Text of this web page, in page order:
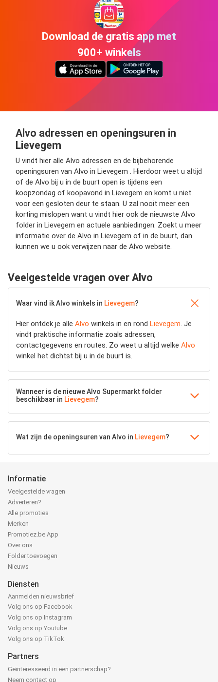
Download de gratis app met
900+ winkels
Alvo adressen en openingsuren in
Lievegem
U vindt hier alle Alvo adressen en de bijbehorende
openingsuren van Alvo in Lievegem . Hierdoor weet u altijd
of de Alvo bij u in de buurt open is tijdens een
koopzondag of koopavond in Lievegem en komt u niet
voor een gesloten deur te staan. U zal nooit meer een
korting mislopen want u vindt hier ook de nieuwste Alvo
folder in Lievegem en actuele aanbiedingen. Zoekt u meer
informatie over de Alvo in Lievegem of in de buurt, dan
kunnen we u ook verwijzen naar de Alvo website.
Veelgestelde vragen over Alvo
Waar vind ik Alvo winkels in Lievegem?
Hier ontdek je alle Alvo winkels in en rond Lievegem. Je
vindt praktische informatie zoals adressen,
contactgegevens en routes. Zo weet u altijd welke Alvo
winkel het dichtst bij u in de buurt is.
Wanneer is de nieuwe Alvo Supermarkt folder
beschikbaar in Lievegem?
Wat zijn de openingsuren van Alvo in Lievegem?
Informatie
Veelgestelde vragen
Adverteren?
Alle promoties
Merken
Promotiez.be App
Over ons
Folder toevoegen
Nieuws
Diensten
Aanmelden nieuwsbrief
Volg ons op Facebook
Volg ons op Instagram
Volg ons op Youtube
Volg ons op TikTok
Partners
Geïnteresseerd in een partnerschap?
Neem contact op